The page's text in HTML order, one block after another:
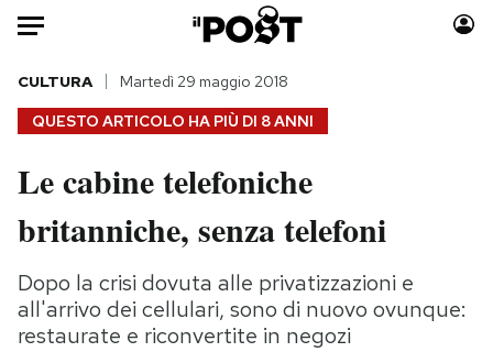
Auto
HOME
Italia
Politica
Tecnologia
Internet
Scienza
Moda
Consumismi
Storie/Idee
Ok Boomer!
Media
QUESTO ARTICOLO HA PIÙ DI 8 ANNI
CULTURA Martedì 29 maggio 2018
Le cabine telefoniche
britanniche, senza telefoni
Dopo la crisi dovuta alle privatizzazioni e
all'arrivo dei cellulari, sono di nuovo ovunque:
restaurate e riconvertite in negozi